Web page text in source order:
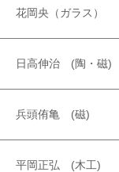
花岡央（ガラス）
日高伸治 (陶・磁)
兵頭侑亀 (磁)
平岡正弘 (木工)